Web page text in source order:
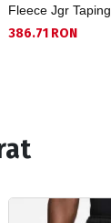
Fleece Jgr Taping
386.71 RON